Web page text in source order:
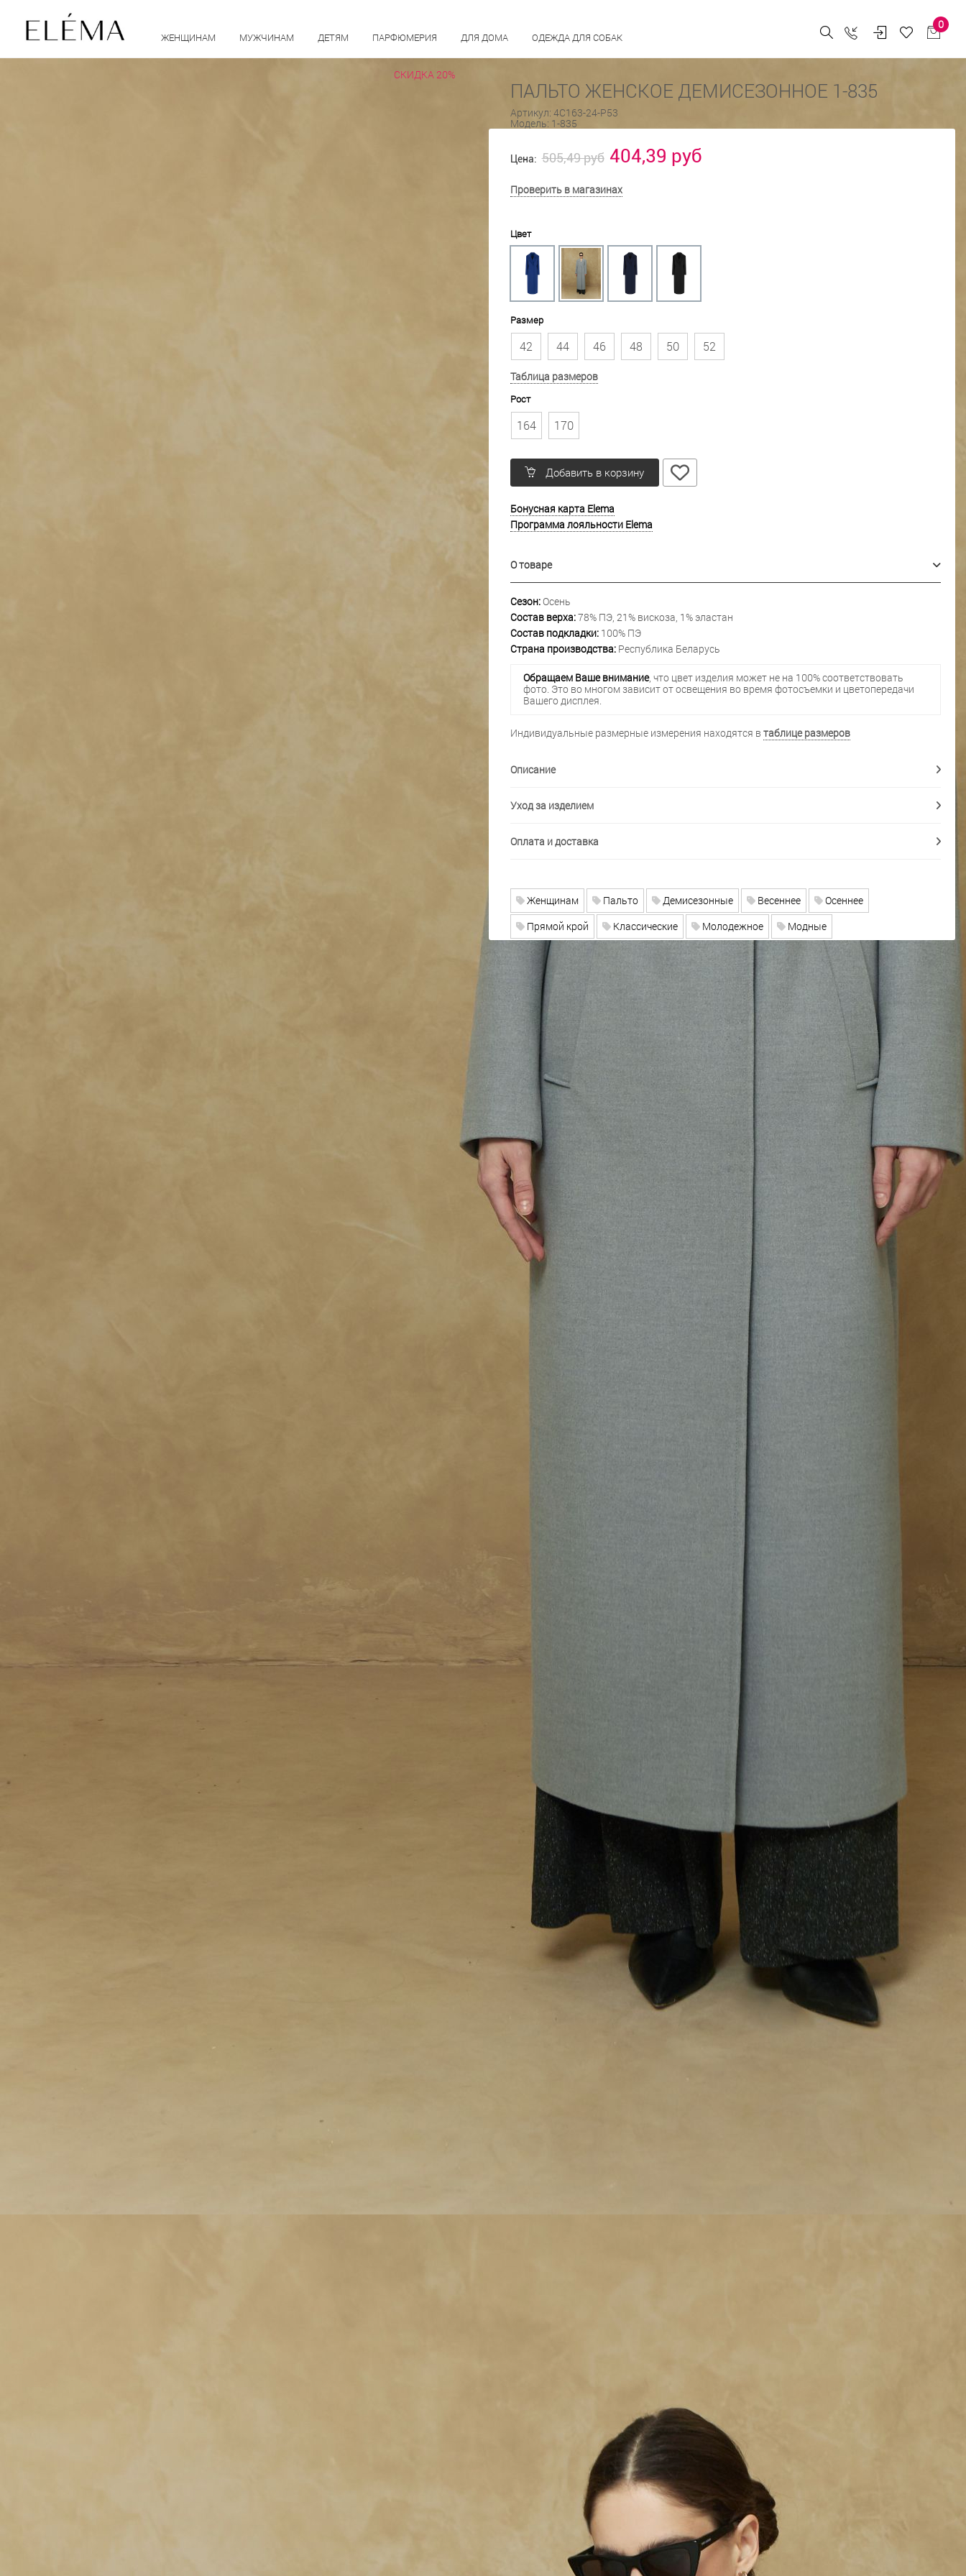
ЖЕНЩИНАМ МУЖЧИНАМ ДЕТЯМ ПАРФЮМЕРИЯ ДЛЯ ДОМА ОДЕЖДА ДЛЯ СОБАК
0
СКИДКА 20%
ПАЛЬТО ЖЕНСКОЕ ДЕМИСЕЗОННОЕ 1-835
Артикул: 4С163-24-Р53
Модель: 1-835
Цена: 505,49 руб 404,39 руб
Проверить в магазинах
Цвет
Размер
42 44 46 48 50 52
Таблица размеров
Рост
164 170
Добавить в корзину
Бонусная карта Elema
Программа лояльности Elema
О товаре
Сезон:Осень
Состав верха:78% ПЭ, 21% вискоза, 1% эластан
Состав подкладки:100% ПЭ
Страна производства:Республика Беларусь
Обращаем Ваше внимание, что цвет изделия может не на 100% соответствовать
фото. Это во многом зависит от освещения во время фотосъемки и цветопередачи
Вашего дисплея.
Индивидуальные размерные измерения находятся в таблице размеров
Описание
Уход за изделием
Оплата и доставка
Женщинам Пальто Демисезонные Весеннее
Осеннее
Прямой крой
Классические Молодежное Модные